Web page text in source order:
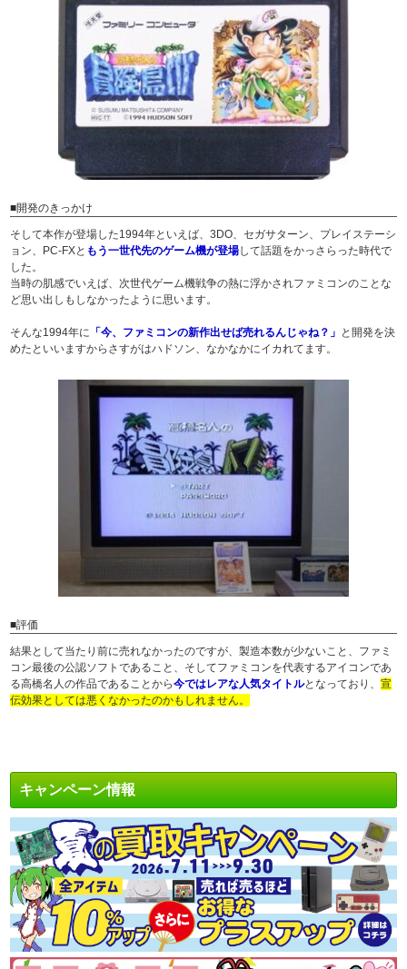
■開発のきっかけ
そして本作が登場した1994年といえば、3DO、セガサターン、プレイステーシ
ョン、PC-FXと もう一世代先のゲーム機が登場して話題をかっさらった時代で
した。
当時の肌感でいえば、次世代ゲーム機戦争の熱に浮かされファミコンのことな
ど思い出しもしなかったように思います。
そんな1994年に 「今、ファミコンの新作出せば売れるんじゃね？」 と開発を決
めたといいますからさすがはハドソン、なかなかにイカれてます。
■評価
結果として当たり前に売れなかったのですが、製造本数が少ないこと、ファミ
コン最後の公認ソフトであること、そしてファミコンを代表するアイコンであ
る高橋名人の作品であることから今ではレアな人気タイトルとなっており、宣
伝効果としては悪くなかったのかもしれません。
キャンペーン情報